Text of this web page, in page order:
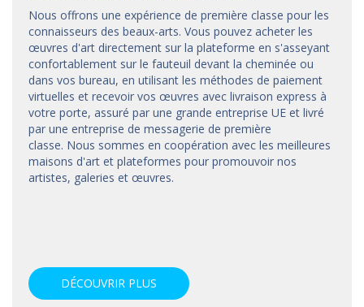
Nous offrons une expérience de première classe pour les
connaisseurs des beaux-arts. Vous pouvez acheter les
œuvres d'art directement sur la plateforme en s'asseyant
confortablement sur le fauteuil devant la cheminée ou
dans vos bureau, en utilisant les méthodes de paiement
virtuelles et recevoir vos œuvres avec livraison express à
votre porte, assuré par une grande entreprise UE et livré
par une entreprise de messagerie de première
classe. Nous sommes en coopération avec les meilleures
maisons d'art et plateformes pour promouvoir nos
artistes, galeries et œuvres.
DÉCOUVRIR PLUS